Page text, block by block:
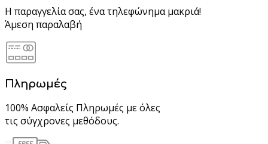
Η παραγγελία σας, ένα τηλεφώνημα μακριά!
Άμεση παραλαβή
Πληρωμές
100% Ασφαλείς Πληρωμές με όλες
τις σύγχρονες μεθόδους.